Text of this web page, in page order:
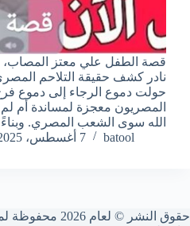
قصة الطفل علي معتز
نادر كشف حقيقة التلاحم
حولت دموع الرجاء إلى دموع
المصريون معجزة لمساندة أم
الله سوى الشعب المصري.
batool
7 أغسطس، 2025